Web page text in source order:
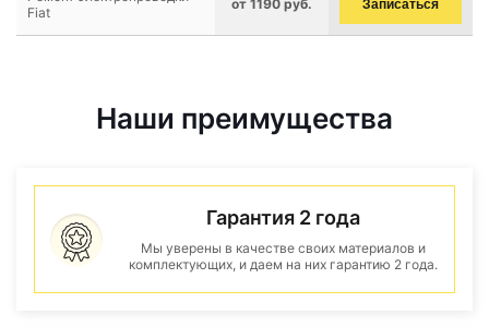
Fiat
от 1190 руб. Записаться
Наши преимущества
Гарантия 2 года
Мы уверены в качестве своих материалов и
комплектующих, и даем на них гарантию 2 года.